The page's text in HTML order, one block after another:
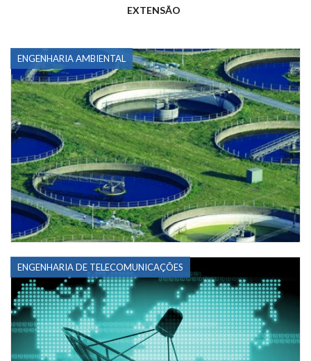
EXTENSÃO
ENGENHARIA AMBIENTAL
ENGENHARIA DE TELECOMUNICAÇÕES